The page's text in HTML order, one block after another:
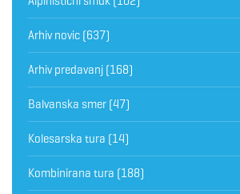
Arhiv novic (637)
Arhiv predavanj (168)
Balvanska smer (47)
Kolesarska tura (14)
Kombinirana tura (188)